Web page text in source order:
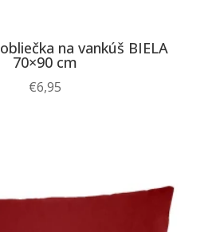
na vankúš BIELA
70×90 cm
€6,95